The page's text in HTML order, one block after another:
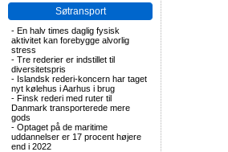
Søtransport
- En halv times daglig fysisk
aktivitet kan forebygge alvorlig
stress
- Tre rederier er indstillet til
diversitetspris
- Islandsk rederi-koncern har taget
nyt kølehus i Aarhus i brug
- Finsk rederi med ruter til
Danmark transporterede mere
gods
- Optaget på de maritime
uddannelser er 17 procent højere
end i 2022